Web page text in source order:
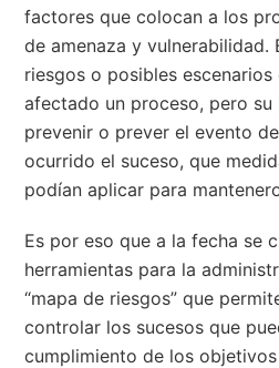
factores que colocan a los
de amenaza y vulnerabilidad.
riesgos o posibles
afectado un proceso, pero
prevenir o prever el evento
ocurrido el suceso, que
podían aplicar para
Es por eso que a la fecha se
herramientas para la
“mapa de riesgos” que
controlar los sucesos que
cumplimiento de los